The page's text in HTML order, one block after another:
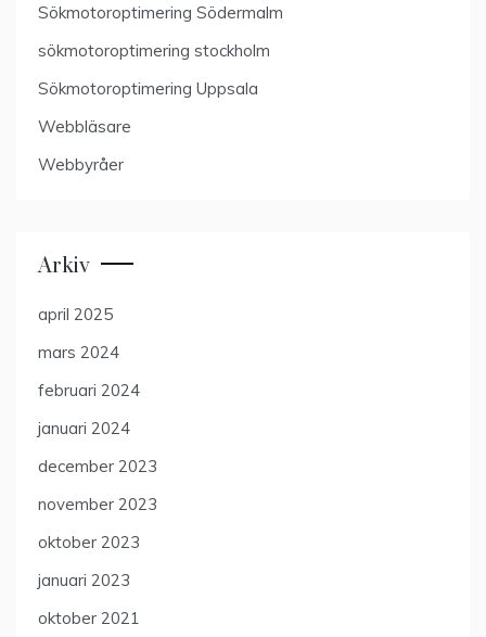
Sökmotoroptimering Södermalm
sökmotoroptimering stockholm
Sökmotoroptimering Uppsala
Webbläsare
Webbyråer
Arkiv
april 2025
mars 2024
februari 2024
januari 2024
december 2023
november 2023
oktober 2023
januari 2023
oktober 2021